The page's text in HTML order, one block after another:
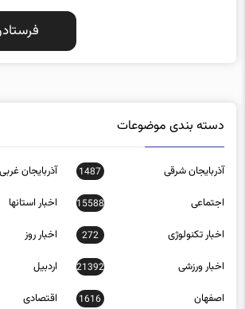
دسته بندی موضوعات
آذربایجان شرقی 1487 آذربایجان غربی
اجتماعی 15588 اخبار استانها
اخبار تکنولوژی 272 اخبار روز
اخبار ورزشی 21392 اردبیل
اصفهان 1616 اقتصادی